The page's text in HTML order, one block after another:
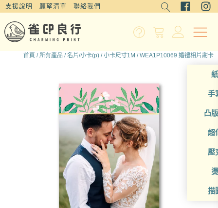
支援說明 願望清單 聯絡我們
手
凸
超
壓
描
首頁 /所有產品 /名片/小卡(p) /小卡尺寸1M / WEA1P10069 婚禮相片謝卡